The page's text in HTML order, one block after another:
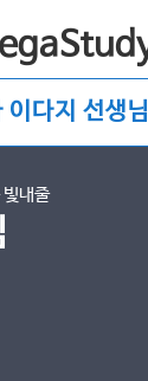
이다지 선생님
빛내줄